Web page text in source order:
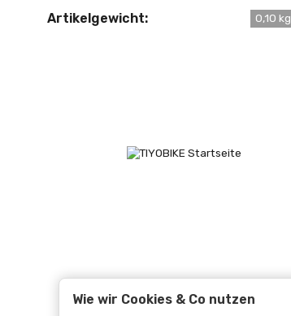
Artikelgewicht: 0,10 kg
Wie wir Cookies & Co nutzen